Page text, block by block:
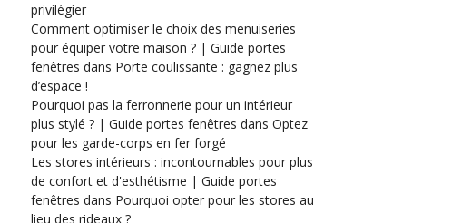
privilégier
Comment optimiser le choix des menuiseries
pour équiper votre maison ? | Guide portes
fenêtres dans Porte coulissante : gagnez plus
d’espace !
Pourquoi pas la ferronnerie pour un intérieur
plus stylé ? | Guide portes fenêtres dans Optez
pour les garde-corps en fer forgé
Les stores intérieurs : incontournables pour plus
de confort et d'esthétisme | Guide portes
fenêtres dans Pourquoi opter pour les stores au
lieu des rideaux ?